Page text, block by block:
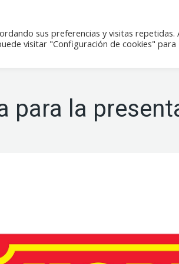
Tienda Contacto
para la
sus preferencias y visitas repetidas.
visitar "Configuración de cookies" para